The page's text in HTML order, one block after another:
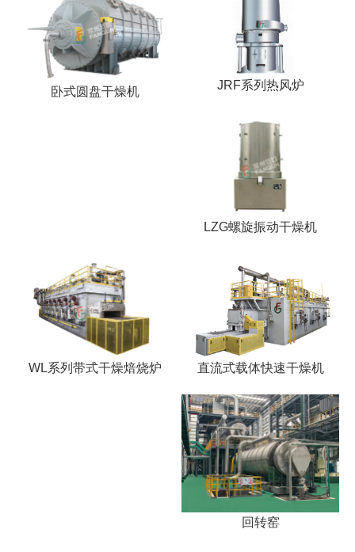
卧式圆盘干燥机 JRF系列热风炉
LZG螺旋振动干燥机
WL系列带式干燥焙烧炉 直流式载体快速干燥机
回转窑